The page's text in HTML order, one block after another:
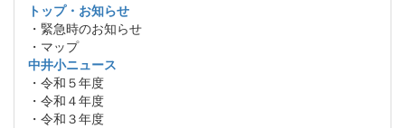
トップ・お知らせ
・緊急時のお知らせ
・マップ
中井小ニュース
・令和５年度
・令和４年度
・令和３年度